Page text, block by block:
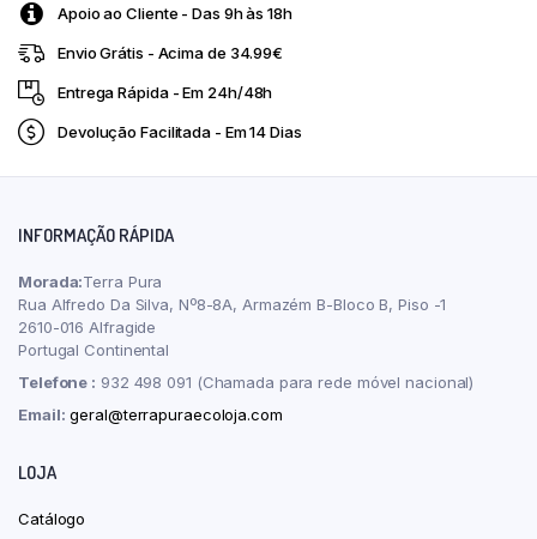
Apoio ao Cliente - Das 9h às 18h
Envio Grátis - Acima de 34.99€
Entrega Rápida - Em 24h/48h
Devolução Facilitada - Em 14 Dias
INFORMAÇÃO RÁPIDA
Morada:Terra Pura
Rua Alfredo Da Silva, Nº8-8A, Armazém B-Bloco B, Piso -1
2610-016 Alfragide
Portugal Continental
Telefone : 932 498 091 (Chamada para rede móvel nacional)
Email: geral@terrapuraecoloja.com
LOJA
Catálogo